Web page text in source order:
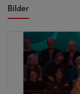
Bilder